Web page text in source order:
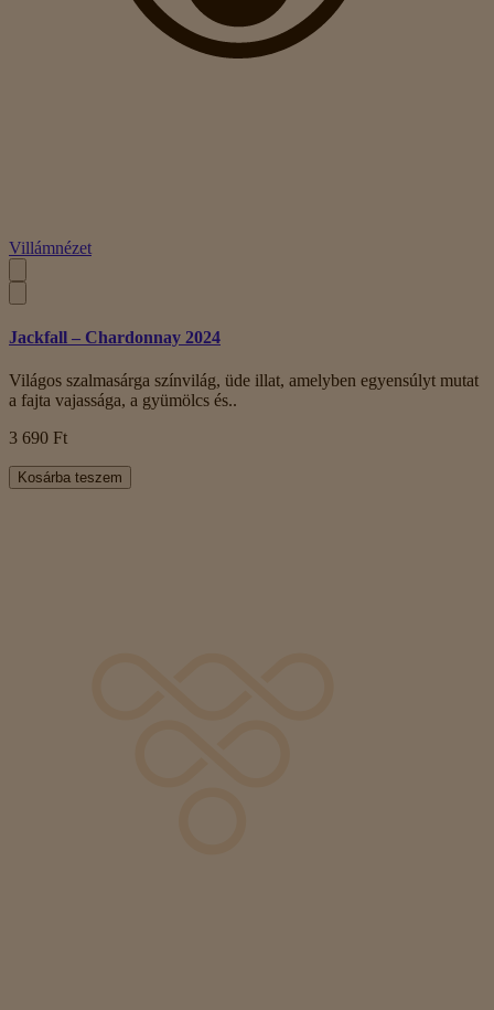
Villámnézet
Jackfall – Chardonnay 2024
Világos szalmasárga színvilág, üde illat, amelyben egyensúlyt mutat
a fajta vajassága, a gyümölcs és..
3 690 Ft
Kosárba teszem